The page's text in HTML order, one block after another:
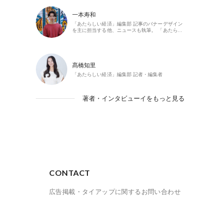
一本寿和
「あたらしい経済」編集部 記事のバナーデザイン
を主に担当する他、ニュースも執筆。 「あたら…
髙橋知里
「あたらしい経済」編集部 記者・編集者
著者・インタビューイをもっと見る
CONTACT
広告掲載・タイアップに関するお問い合わせ